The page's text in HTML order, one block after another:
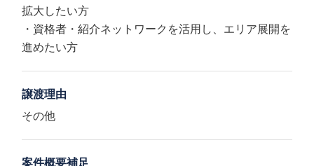
拡大したい方
・資格者・紹介ネットワークを活用し、エリア展開を
進めたい方
譲渡理由
その他
案件概要補足